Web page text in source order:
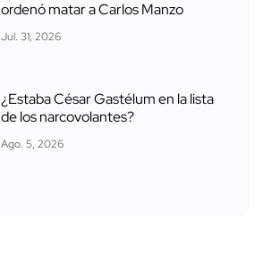
ordenó matar a Carlos Manzo
Jul. 31, 2026
¿Estaba César Gastélum en la lista
de los narcovolantes?
Ago. 5, 2026